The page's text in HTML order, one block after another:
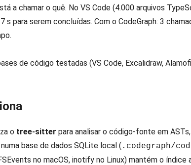
a chamar o quê. No VS Code (4.000 arquivos
s para serem concluídas. Com o CodeGraph: 3
de código testadas (VS Code, Excalidraw,
o tree-sitter para analisar o código-fonte em
base de dados SQLite local (.codegraph/
no macOS, inotify no Linux) mantém o índice